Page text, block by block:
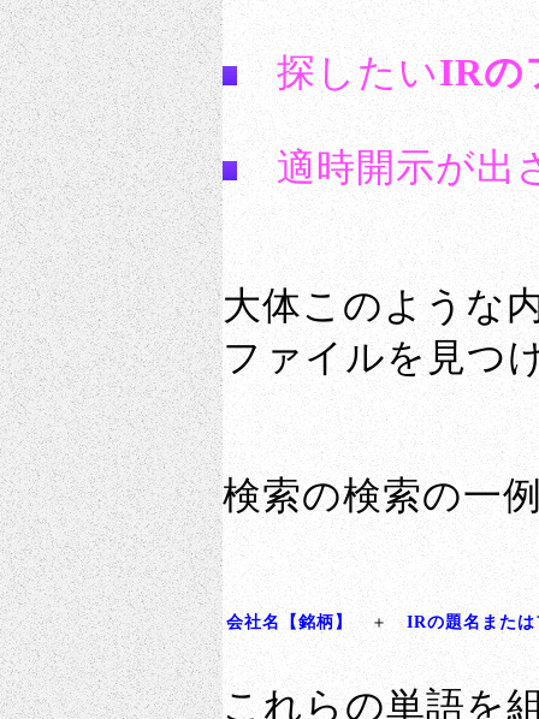
探したいIRの
適時開示が出
大体このような
ファイルを見つ
検索の検索の一
会社名【銘柄】 ＋ IRの題名また
これらの単語を